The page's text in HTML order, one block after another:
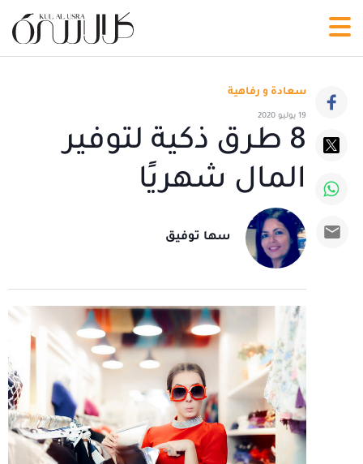
سعادة و رفاهية
19 يوليو 2020
8 طرق ذكية لتوفير
المال شهريًا
سها توفيق